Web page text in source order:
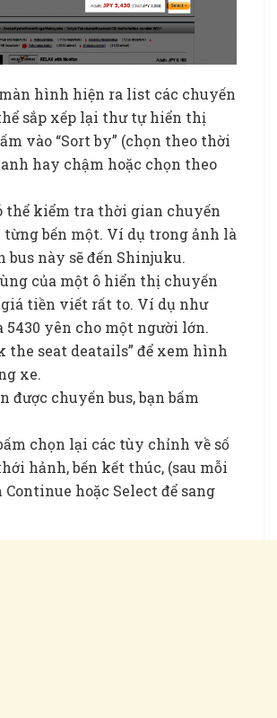
hình hiện ra list các chuyến
sắp xếp lại thư tự hiển thị
vào “Sort by” (chọn theo thời
hay chậm hoặc chọn theo
thể kiểm tra thời gian chuyến
từng bến một. Ví dụ trong ảnh là
bus này sẽ đến Shinjuku.
của một ô hiển thị chuyến
tiền viết rất to. Ví dụ như
5430 yên cho một người lớn.
the seat deatails” để xem hình
xe.
được chuyến bus, bạn bấm
chọn lại các tùy chỉnh về số
hảnh, bến kết thúc, (sau mỗi
Continue hoặc Select để sang